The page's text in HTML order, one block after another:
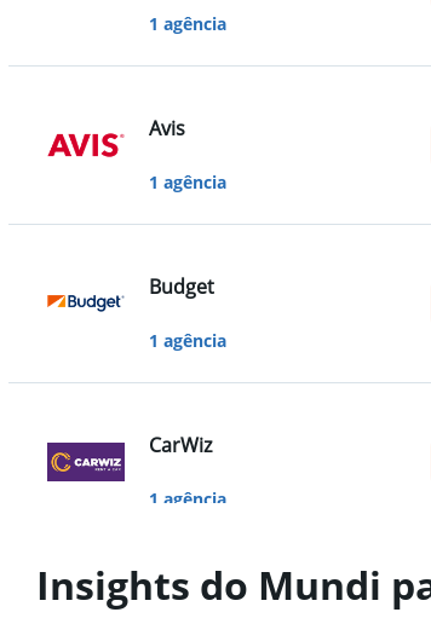
1 agência
Avis
1 agência
Budget
1 agência
CarWiz
1 agência
Clarent
Insights do Mundi